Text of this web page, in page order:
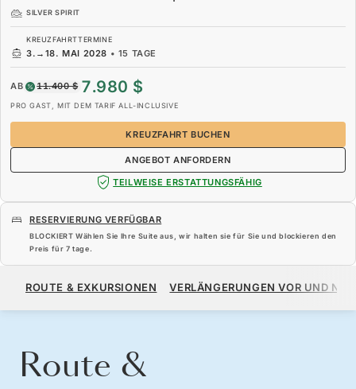
SILVER SPIRIT
KREUZFAHRTTERMINE
3. → 18. MAI 2028 • 15 TAGE
AB 11.400 $ 7.980 $
PRO GAST, MIT DEM TARIF ALL-INCLUSIVE
KREUZFAHRT BUCHEN
ANGEBOT ANFORDERN
TEILWEISE ERSTATTUNGSFÄHIG
RESERVIERUNG VERFÜGBAR
BLOCKIERT Wählen Sie Ihre Suite aus, wir halten sie für Sie und blockieren den
Preis für 7 tage.
7.980 $
ROUTE & EXKURSIONEN VERLÄNGERUNGEN VOR UND
Route &